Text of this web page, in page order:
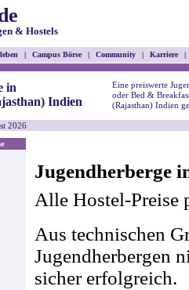
& Hostels
| Campus Börse | Community | Karriere |
in
Indien
Eine preiswerte
oder Bed &
(Rajasthan) Indien
2026
Jugendherberge
Alle Hostel-Preise
Aus technischen
Jugendherbergen
sicher erfolgreich.